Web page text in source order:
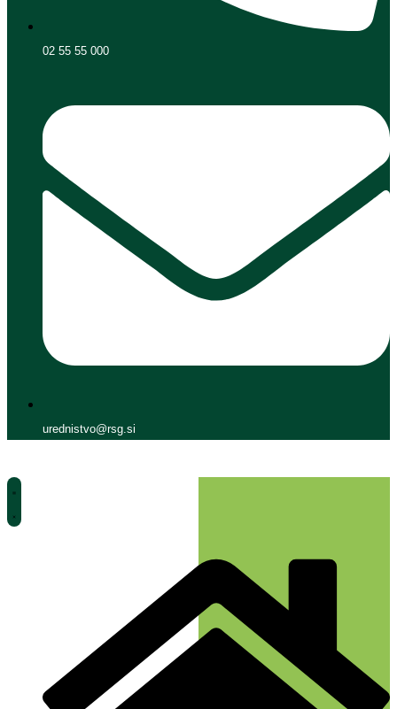
02 55 55 000
urednistvo@rsg.si